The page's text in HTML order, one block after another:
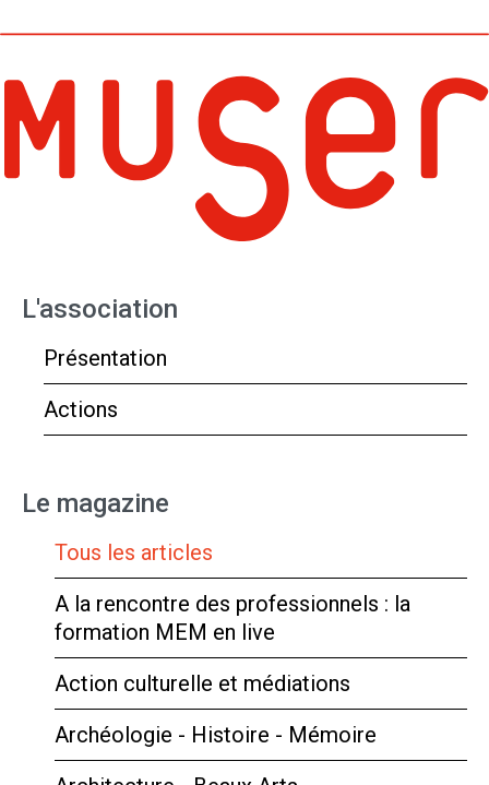
L'association
Présentation
Actions
Le magazine
Tous les articles
A la rencontre des professionnels : la
formation MEM en live
Action culturelle et médiations
Archéologie - Histoire - Mémoire